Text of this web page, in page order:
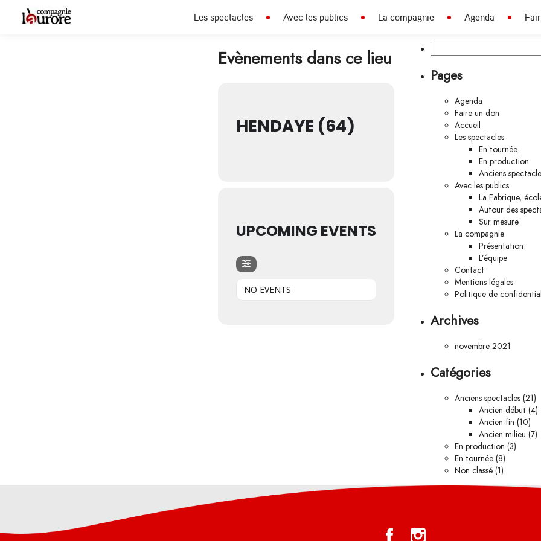
Les spectacles Avec les publics La compagnie Agenda
Evènements dans ce lieu
HENDAYE (64)
UPCOMING EVENTS
NO EVENTS
Pages
Agenda
Faire un don
Accueil
Les spectacles
En tournée
En production
Anciens
Avec les publics
La Fabrique,
Autour des
Sur mesure
La compagnie
Présentation
L’équipe
Contact
Mentions légales
Politique de
Archives
novembre 2021
Catégories
Anciens spectacles(21)
Ancien début (4)
Ancien fin (10)
Ancien milieu (7)
En production (3)
En tournée(8)
Non classé(1)